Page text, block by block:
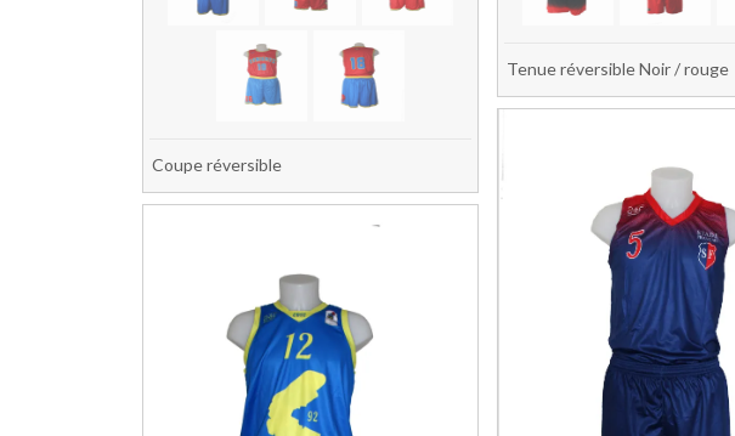
Coupe réversible
Tenue réversible Noir / rouge